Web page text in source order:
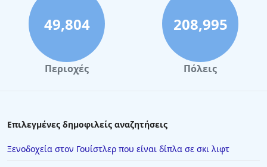
49,804
Περιοχές
208,995
Πόλεις
Επιλεγμένες δημοφιλείς αναζητήσεις
Ξενοδοχεία στον Γουίστλερ που είναι δίπλα σε σκι λιφτ